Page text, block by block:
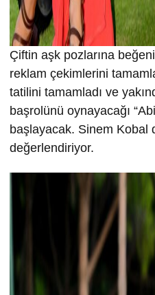
Çiftin aşk pozlarına
reklam çekimlerini
tatilini tamamladı ve
başrolünü oynayacağı
başlayacak. Sinem Kobal
değerlendiriyor.